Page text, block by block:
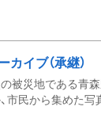
イブ（承継）
被災地である青
市民から集めた